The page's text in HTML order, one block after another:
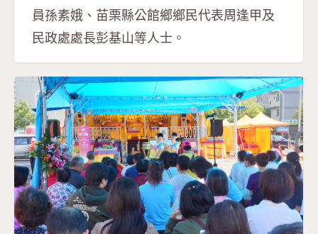
員孫素娥、苗栗縣公館鄉鄉民代表周逢甲及
民政處處長彭基山等人士。